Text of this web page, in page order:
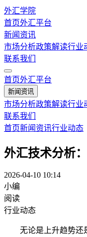
外汇学院
首页外汇平台
新闻资讯
市场分析政策解读行业
联系我们
首页外汇平台
新闻资讯
市场分析政策解读行业
联系我们
首页新闻资讯行业动态
外汇技术分析
2026-04-10 10:14
小编
阅读
行业动态
无论是上升趋势